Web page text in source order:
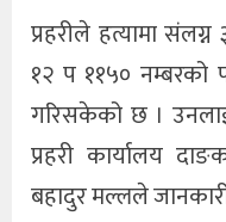
प्रहरीले हत्यामा
१२ प ११५० नम्बरको
गरिसकेको छ ।
प्रहरी कार्यालय
बहादुर मल्लले